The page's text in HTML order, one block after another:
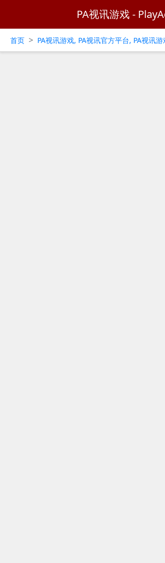
PA视讯游戏 -
首页 > PA视讯游戏, PA视讯官方平台, PA视讯